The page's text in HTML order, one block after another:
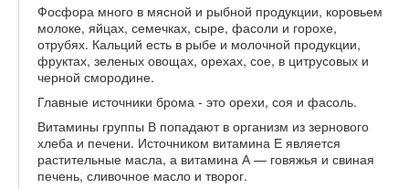
Фосфора много в мясной и рыбной продукции, коровьем
молоке, яйцах, семечках, сыре, фасоли и горохе,
отрубях. Кальций есть в рыбе и молочной продукции,
фруктах, зеленых овощах, орехах, сое, в цитрусовых и
черной смородине.
Главные источники брома - это орехи, соя и фасоль.
Витамины группы В попадают в организм из зернового
хлеба и печени. Источником витамина Е является
растительные масла, а витамина А — говяжья и свиная
печень, сливочное масло и творог.